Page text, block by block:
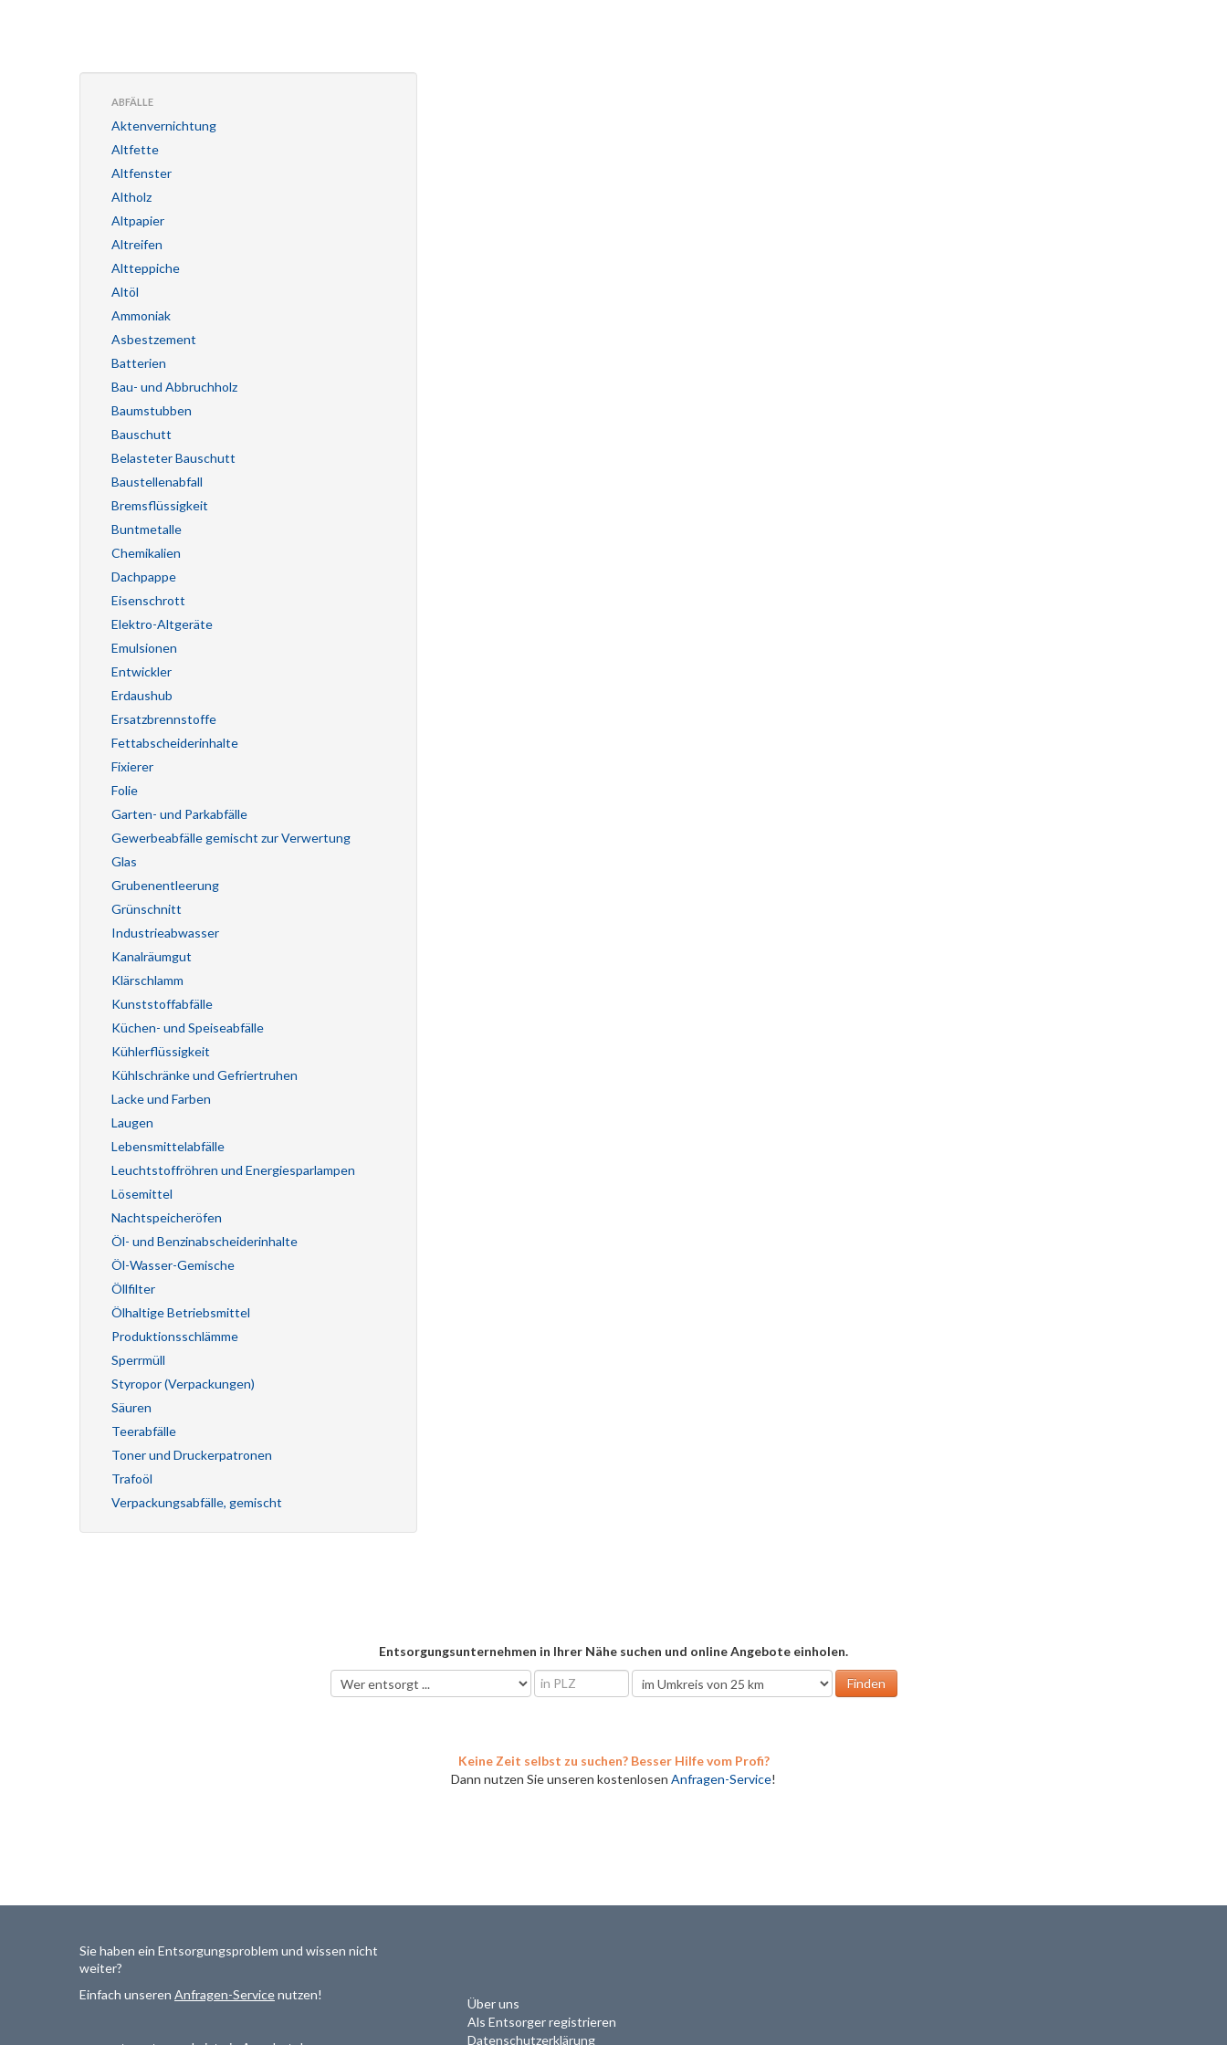
ABFÄLLE
Aktenvernichtung
Altfette
Altfenster
Altholz
Altpapier
Altreifen
Altteppiche
Altöl
Ammoniak
Asbestzement
Batterien
Bau- und Abbruchholz
Baumstubben
Bauschutt
Belasteter Bauschutt
Baustellenabfall
Bremsflüssigkeit
Buntmetalle
Chemikalien
Dachpappe
Eisenschrott
Elektro-Altgeräte
Emulsionen
Entwickler
Erdaushub
Ersatzbrennstoffe
Fettabscheiderinhalte
Fixierer
Folie
Garten- und Parkabfälle
Gewerbeabfälle gemischt zur Verwertung
Glas
Grubenentleerung
Grünschnitt
Industrieabwasser
Kanalräumgut
Klärschlamm
Kunststoffabfälle
Küchen- und Speiseabfälle
Kühlerflüssigkeit
Kühlschränke und Gefriertruhen
Lacke und Farben
Laugen
Lebensmittelabfälle
Leuchtstoffröhren und Energiesparlampen
Lösemittel
Nachtspeicheröfen
Öl- und Benzinabscheiderinhalte
Öl-Wasser-Gemische
Öllfilter
Ölhaltige Betriebsmittel
Produktionsschlämme
Sperrmüll
Styropor (Verpackungen)
Säuren
Teerabfälle
Toner und Druckerpatronen
Trafoöl
Verpackungsabfälle, gemischt
Entsorgungsunternehmen in Ihrer Nähe suchen und online Angebote einholen.
Keine Zeit selbst zu suchen? Besser Hilfe vom Profi?
Dann nutzen Sie unseren kostenlosen Anfragen-Service!
Sie haben ein Entsorgungsproblem und wissen nicht
weiter?
Einfach unseren Anfragen-Servicenutzen!
Über uns
Als Entsorger registrieren
Datenschutzerklärung